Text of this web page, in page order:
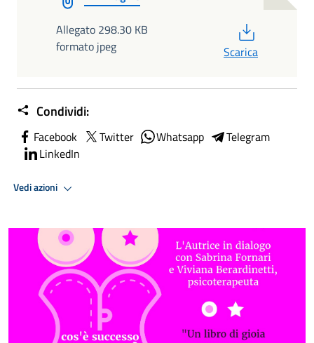
Allegato 298.30 KB
formato jpeg
Scarica
Condividi:
Facebook Twitter Whatsapp
Telegram
LinkedIn
Vedi azioni